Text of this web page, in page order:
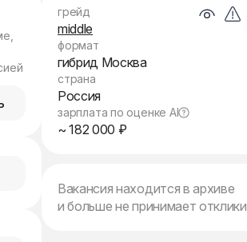
грейд
middle
формат
гибрид Москва
страна
Россия
зарплата по оценке AI
~ 182 000 ₽
Вакансия находится в архиве
и больше не принимает отклики